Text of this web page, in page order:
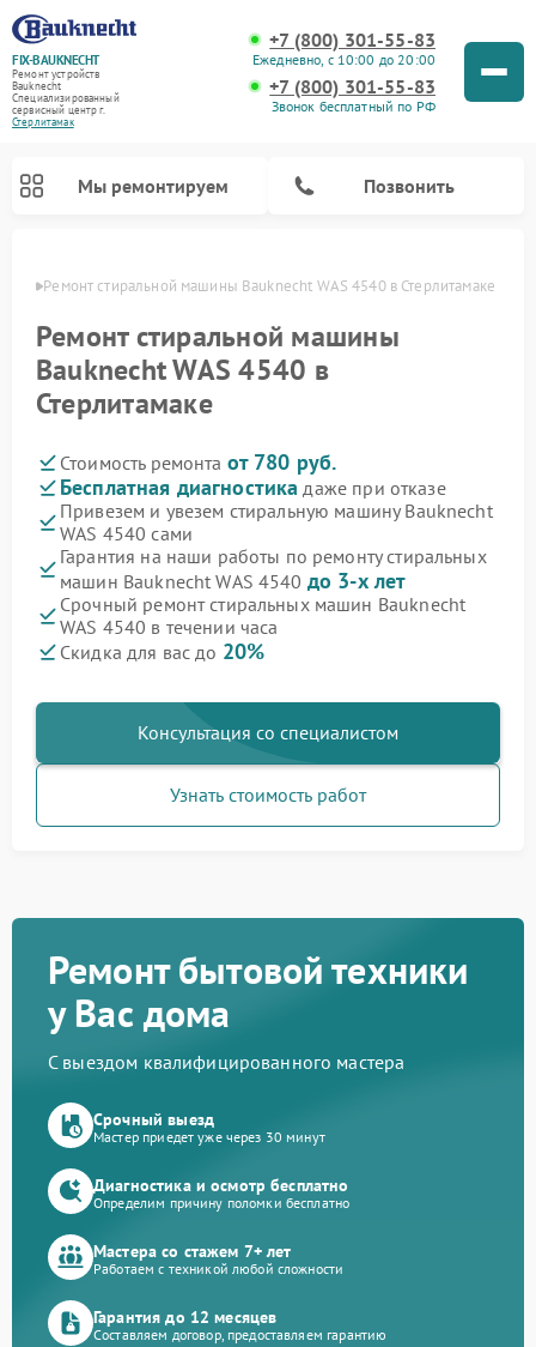
FIX-BAUKNECHT
Ремонт устройств
Bauknecht
Специализированный
cервисный центр г.
Стерлитамак
+7 (800) 301-55-83
Ежедневно, с 10:00 до 20:00
+7 (800) 301-55-83
Звонок бесплатный по РФ
Мы ремонтируем Позвонить
Ремонт стиральной машины Bauknecht WAS 4540 в Стерлитамаке
Ремонт стиральной машины
Bauknecht WAS 4540 в
Стерлитамаке
Стоимость ремонта от 780 руб.
Бесплатная диагностика даже при отказе
Привезем и увезем стиральную машину Bauknecht
WAS 4540 сами
Гарантия на наши работы по ремонту стиральных
машин Bauknecht WAS 4540 до 3-х лет
Срочный ремонт стиральных машин Bauknecht
WAS 4540 в течении часа
Скидка для вас до 20%
Консультация со специалистом
Узнать стоимость работ
Ремонт бытовой техники
у Вас дома
С выездом квалифицированного мастера
Срочный выезд
Мастер приедет уже через 30 минут
Диагностика и осмотр бесплатно
Определим причину поломки бесплатно
Мастера со стажем 7+ лет
Работаем с техникой любой сложности
Гарантия до 12 месяцев
Составляем договор, предоставляем гарантию